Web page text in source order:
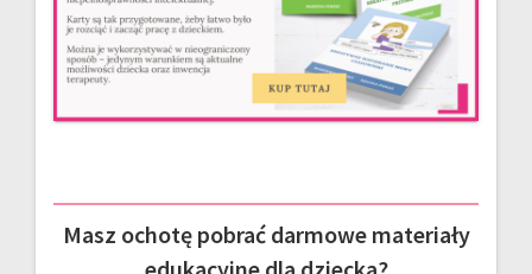
Masz ochotę pobrać darmowe materiały